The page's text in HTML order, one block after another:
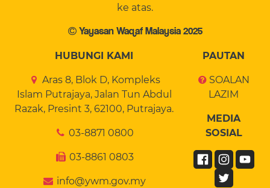
ke atas.
Yayasan Waqaf Malaysia 2025
HUBUNGI KAMI
Aras 8, Blok D, Kompleks
Islam Putrajaya, Jalan Tun Abdul
Razak, Presint 3, 62100, Putrajaya.
03-8871 0800
03-8861 0803
info@ywm.gov.my
PAUTAN
SOALAN
LAZIM
MEDIA
SOSIAL